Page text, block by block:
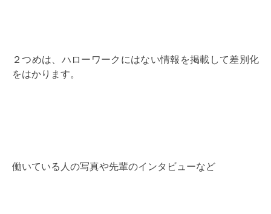
２つめは、ハローワークにはない情報を掲載して差別化
をはかります。
働いている人の写真や先輩のインタビューなど